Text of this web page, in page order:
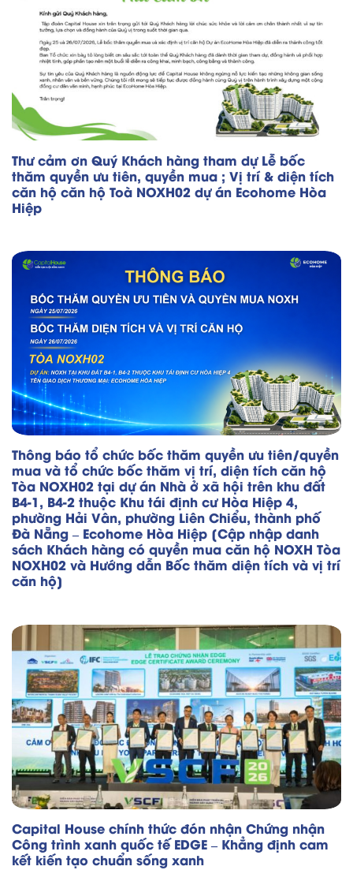
Thư cảm ơn Quý Khách hàng tham dự Lễ bốc
thăm quyền ưu tiên, quyền mua ; Vị trí & diện tích
căn hộ căn hộ Toà NOXH02 dự án Ecohome Hòa
Hiệp
Thông báo tổ chức bốc thăm quyền ưu tiên/quyền
mua và tổ chức bốc thăm vị trí, diện tích căn hộ
Tòa NOXH02 tại dự án Nhà ở xã hội trên khu đất
B4-1, B4-2 thuộc Khu tái định cư Hòa Hiệp 4,
phường Hải Vân, phường Liên Chiểu, thành phố
Đà Nẵng – Ecohome Hòa Hiệp [Cập nhập danh
sách Khách hàng có quyền mua căn hộ NOXH Tòa
NOXH02 và Hướng dẫn Bốc thăm diện tích và vị trí
căn hộ]
Capital House chính thức đón nhận Chứng nhận
Công trình xanh quốc tế EDGE – Khẳng định cam
kết kiến tạo chuẩn sống xanh